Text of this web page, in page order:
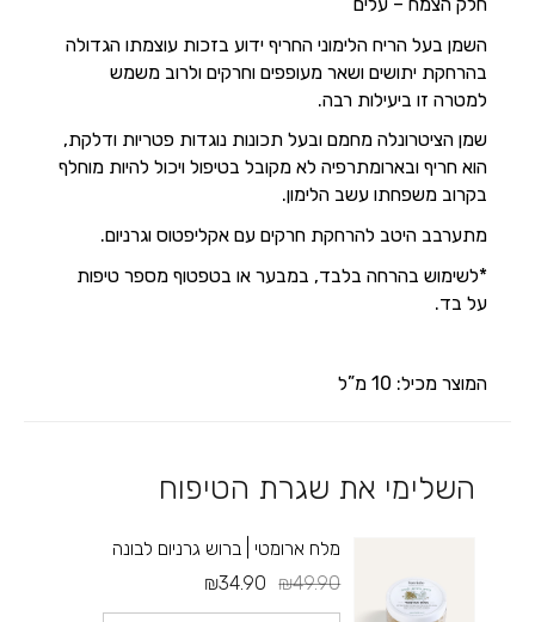
השמן בעל הריח הלימוני החריף ידוע בזכות עוצמתו הגדולה
בהרחקת יתושים ושאר מעופפים וחרקים ולרוב משמש
למטרה זו ביעילות רבה.
שמן הציטרונלה מחמם ובעל תכונות נוגדות פטריות ודלקת,
הוא חריף ובארומתרפיה לא מקובל בטיפול ויכול להיות מוחלף
בקרוב משפחתו עשב הלימון.
מתערבב היטב להרחקת חרקים עם אקליפטוס וגרניום.
*לשימוש בהרחה בלבד, במבער או בטפטוף מספר טיפות
על בד.
המוצר מכיל: 10 מ”ל
השלימי את שגרת הטיפוח
מלח ארומטי | ברוש גרניום לבונה
₪49.90
₪34.90